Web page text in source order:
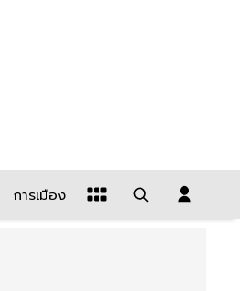
การเมือง